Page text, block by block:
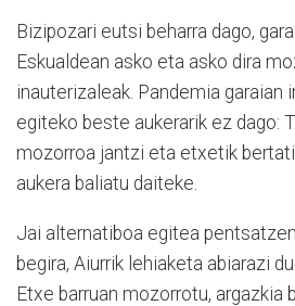
Bizipozari eutsi beharra dago,
Eskualdean asko eta asko dira
inauterizaleak. Pandemia
egiteko beste aukerarik ez dago:
mozorroa jantzi eta etxetik
aukera baliatu daiteke.
Jai alternatiboa egitea
begira, Aiurrik lehiaketa abiarazi
Etxe barruan mozorrotu, argazkia